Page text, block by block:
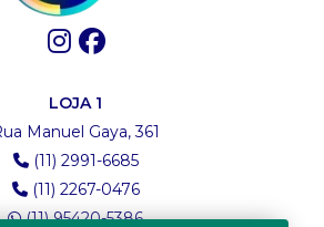
LOJA 1
Manuel Gaya, 361
(11) 2991-6685
(11) 2267-0476
(11) 95420-5386